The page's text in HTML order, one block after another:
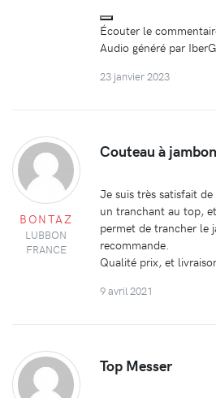
Écouter le
Audio généré par
23 janvier 2023
BONTAZ
LUBBON
FRANCE
Couteau à
Je suis très satisfait
un tranchant au top,
permet de trancher le
recommande.
Qualité prix, et
9 avril 2021
Top Messer